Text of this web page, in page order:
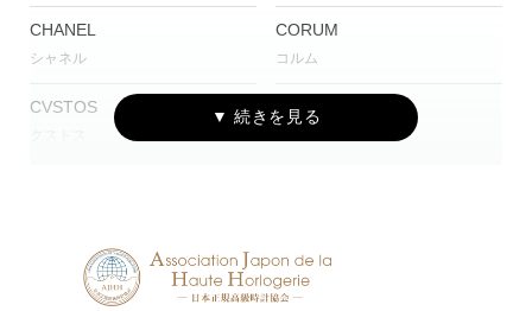
CHANEL
シャネル
CORUM
コルム
CVSTOS EDOX
G-SHOCK
ジーショック
HARRY WINSTON
ハリー・ウィンストン